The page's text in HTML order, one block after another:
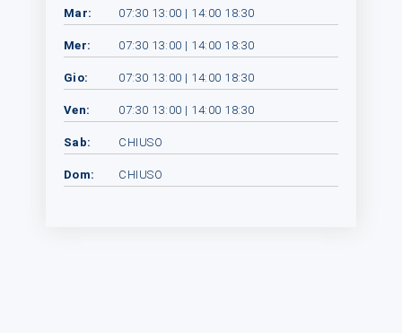
Mar: 07:30 13:00 | 14:00 18:30
Mer: 07:30 13:00 | 14:00 18:30
Gio: 07:30 13:00 | 14:00 18:30
Ven: 07:30 13:00 | 14:00 18:30
Sab: CHIUSO
Dom: CHIUSO